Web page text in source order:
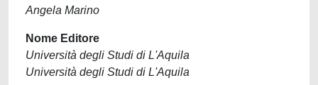
Angela Marino
Nome Editore
Università degli Studi di L'Aquila
Università degli Studi di L'Aquila